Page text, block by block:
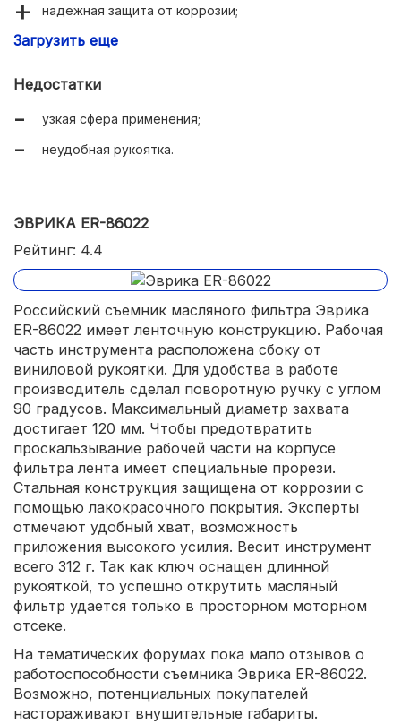
надежная защита от коррозии;
легкость.
Загрузить еще
Недостатки
узкая сфера применения;
неудобная рукоятка.
ЭВРИКА ER-86022
Рейтинг: 4.4
Российский съемник масляного фильтра Эврика
ER-86022 имеет ленточную конструкцию. Рабочая
часть инструмента расположена сбоку от
виниловой рукоятки. Для удобства в работе
производитель сделал поворотную ручку с углом
90 градусов. Максимальный диаметр захвата
достигает 120 мм. Чтобы предотвратить
проскальзывание рабочей части на корпусе
фильтра лента имеет специальные прорези.
Стальная конструкция защищена от коррозии с
помощью лакокрасочного покрытия. Эксперты
отмечают удобный хват, возможность
приложения высокого усилия. Весит инструмент
всего 312 г. Так как ключ оснащен длинной
рукояткой, то успешно открутить масляный
фильтр удается только в просторном моторном
отсеке.
На тематических форумах пока мало отзывов о
работоспособности съемника Эврика ER-86022.
Возможно, потенциальных покупателей
настораживают внушительные габариты.